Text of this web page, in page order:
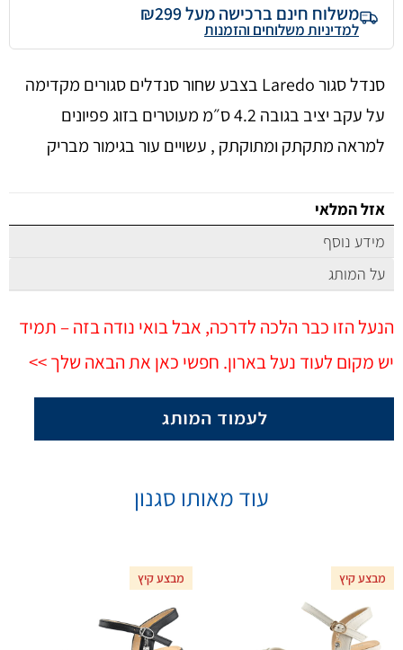
משלוח חינם ברכישה מעל ₪299
למדיניות משלוחים והזמנות
סנדל סגור Laredo בצבע שחור סנדלים סגורים מקדימה
על עקב יציב בגובה 4.2 ס״מ מעוטרים בזוג פפיונים
למראה מתקתק ומתוקתק , עשויים עור בגימור מבריק
אזל המלאי
מידע נוסף
על המותג
הנעל הזו כבר הלכה לדרכה, אבל בואי נודה בזה – תמיד
יש מקום לעוד נעל בארון. חפשי כאן את הבאה שלך >>
עוד מאותו סגנון
מבצע קיץ מבצע קיץ